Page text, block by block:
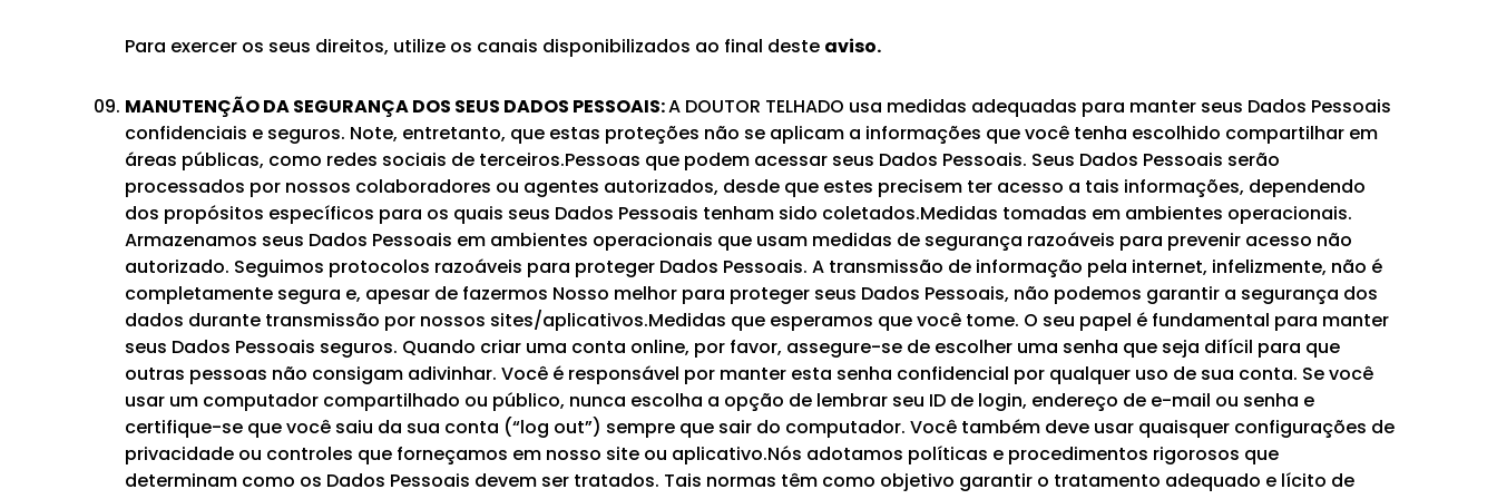
Para exercer os seus direitos, utilize os canais disponibilizados ao final deste aviso.
MANUTENÇÃO DA SEGURANÇA DOS SEUS DADOS PESSOAIS:A DOUTOR TELHADO usa medidas adequadas para manter seus Dados Pessoais
confidenciais e seguros. Note, entretanto, que estas proteções não se aplicam a informações que você tenha escolhido compartilhar em
áreas públicas, como redes sociais de terceiros.Pessoas que podem acessar seus Dados Pessoais. Seus Dados Pessoais serão
processados por nossos colaboradores ou agentes autorizados, desde que estes precisem ter acesso a tais informações, dependendo
dos propósitos específicos para os quais seus Dados Pessoais tenham sido coletados.Medidas tomadas em ambientes operacionais.
Armazenamos seus Dados Pessoais em ambientes operacionais que usam medidas de segurança razoáveis para prevenir acesso não
autorizado. Seguimos protocolos razoáveis para proteger Dados Pessoais. A transmissão de informação pela internet, infelizmente, não é
completamente segura e, apesar de fazermos Nosso melhor para proteger seus Dados Pessoais, não podemos garantir a segurança dos
dados durante transmissão por nossos sites/aplicativos.Medidas que esperamos que você tome. O seu papel é fundamental para manter
seus Dados Pessoais seguros. Quando criar uma conta online, por favor, assegure-se de escolher uma senha que seja difícil para que
outras pessoas não consigam adivinhar. Você é responsável por manter esta senha confidencial por qualquer uso de sua conta. Se você
usar um computador compartilhado ou público, nunca escolha a opção de lembrar seu ID de login, endereço de e-mail ou senha e
certifique-se que você saiu da sua conta (“log out”) sempre que sair do computador. Você também deve usar quaisquer configurações de
privacidade ou controles que forneçamos em nosso site ou aplicativo.Nós adotamos políticas e procedimentos rigorosos que
determinam como os Dados Pessoais devem ser tratados. Tais normas têm como objetivo garantir o tratamento adequado e lícito de